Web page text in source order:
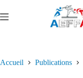
Accueil Publications